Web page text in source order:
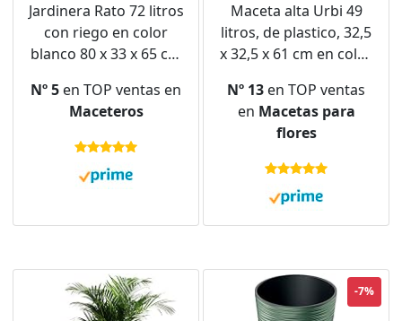
Jardinera Rato 72 litros
con riego en color
blanco 80 x 33 x 65 cm
Nº 5 en TOP ventas en
Maceteros
Maceta alta Urbi 49
litros, de plastico, 32,5
x 32,5 x 61 cm en color
Nº 13 en TOP ventas
en Macetas para
flores
-7%